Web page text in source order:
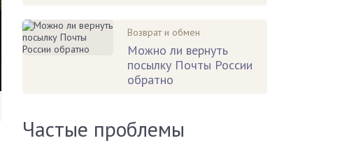
Возврат и обмен
Можно ли вернуть
посылку Почты России
обратно
Частые проблемы